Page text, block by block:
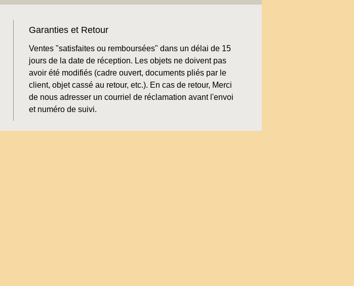
Garanties et Retour
Ventes "satisfaites ou remboursées" dans un délai de 15
jours de la date de réception. Les objets ne doivent pas
avoir été modifiés (cadre ouvert, documents pliés par le
client, objet cassé au retour, etc.). En cas de retour, Merci
de nous adresser un courriel de réclamation avant l'envoi
et numéro de suivi.